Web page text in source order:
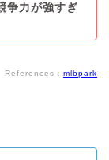
争力が強すぎ
References： mlbpark